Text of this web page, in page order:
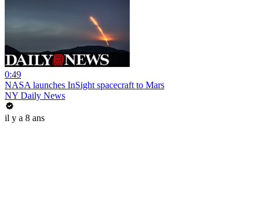
0:49
NASA launches InSight spacecraft to Mars
NY Daily News
il y a 8 ans